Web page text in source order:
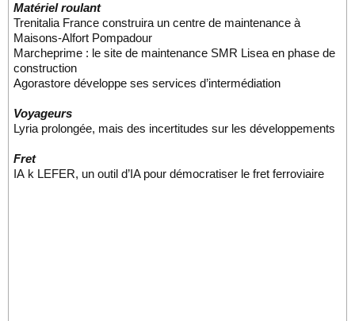
Matériel roulant
Trenitalia France construira un centre de maintenance à
Maisons‑Alfort Pompadour
Marcheprime : le site de maintenance SMR Lisea en phase de
construction
Agorastore développe ses services d’intermédiation
Voyageurs
Lyria prolongée, mais des incertitudes sur les développements
Fret
IA k LEFER, un outil d’IA pour démocratiser le fret ferroviaire